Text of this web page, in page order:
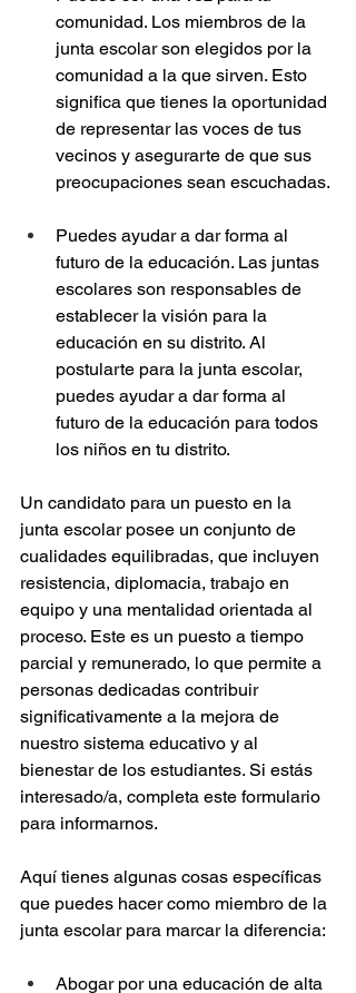
comunidad. Los miembros de la
junta escolar son elegidos por la
comunidad a la que sirven. Esto
significa que tienes la oportunidad
de representar las voces de tus
vecinos y asegurarte de que sus
preocupaciones sean escuchadas.
Puedes ayudar a dar forma al
futuro de la educación. Las juntas
escolares son responsables de
establecer la visión para la
educación en su distrito. Al
postularte para la junta escolar,
puedes ayudar a dar forma al
futuro de la educación para todos
los niños en tu distrito.
Un candidato para un puesto en la
junta escolar posee un conjunto de
cualidades equilibradas, que incluyen
resistencia, diplomacia, trabajo en
equipo y una mentalidad orientada al
proceso. Este es un puesto a tiempo
parcial y remunerado, lo que permite a
personas dedicadas contribuir
significativamente a la mejora de
nuestro sistema educativo y al
bienestar de los estudiantes. Si estás
interesado/a, completa este formulario
para informarnos.
Aquí tienes algunas cosas específicas
que puedes hacer como miembro de la
junta escolar para marcar la diferencia:
Abogar por una educación de alta